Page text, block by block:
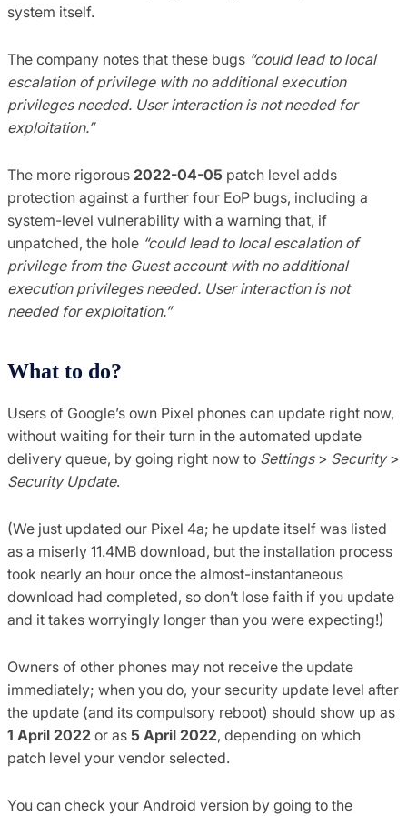
system itself.
The company notes that these bugs “could lead to local
escalation of privilege with no additional execution
privileges needed. User interaction is not needed for
exploitation.”
The more rigorous 2022-04-05 patch level adds
protection against a further four EoP bugs, including a
system-level vulnerability with a warning that, if
unpatched, the hole “could lead to local escalation of
privilege from the Guest account with no additional
execution privileges needed. User interaction is not
needed for exploitation.”
What to do?
Users of Google’s own Pixel phones can update right now,
without waiting for their turn in the automated update
delivery queue, by going right now to Settings> Security>
Security Update.
(We just updated our Pixel 4a; he update itself was listed
as a miserly 11.4MB download, but the installation process
took nearly an hour once the almost-instantaneous
download had completed, so don’t lose faith if you update
and it takes worryingly longer than you were expecting!)
Owners of other phones may not receive the update
immediately; when you do, your security update level after
the update (and its compulsory reboot) should show up as
1 April 2022 or as 5 April 2022, depending on which
patch level your vendor selected.
You can check your Android version by going to the